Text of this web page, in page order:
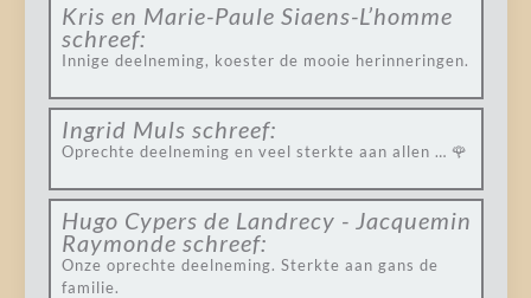
Kris en Marie-Paule Siaens-L’homme
schreef:
Innige deelneming, koester de mooie herinneringen.
Ingrid Muls schreef:
Oprechte deelneming en veel sterkte aan allen … 🌹
Hugo Cypers de Landrecy - Jacquemin
Raymonde schreef:
Onze oprechte deelneming. Sterkte aan gans de
familie.